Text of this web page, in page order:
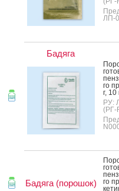
ЛП-
Бадяга
го
г, 10
РУ:
(РГ-
Бадяга (порошок)
го